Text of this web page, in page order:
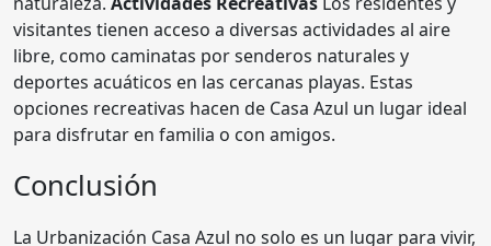
visitantes tienen acceso a diversas actividades al aire
libre, como caminatas por senderos naturales y
deportes acuáticos en las cercanas playas. Estas
opciones recreativas hacen de Casa Azul un lugar ideal
para disfrutar en familia o con amigos.
Conclusión
La Urbanización Casa Azul no solo es un lugar para vivir,